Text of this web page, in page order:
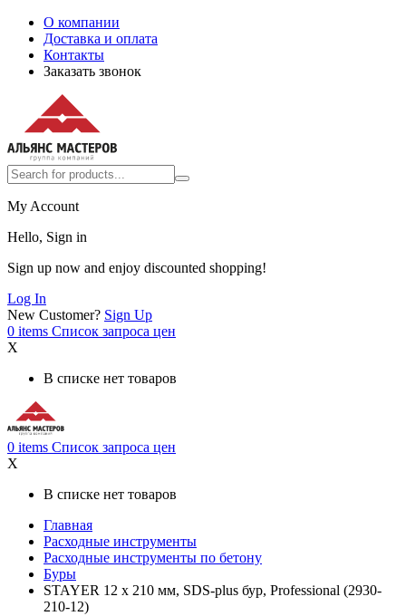
О компании
Доставка и оплата
Контакты
Заказать звонок
My Account
Hello, Sign in
Sign up now and enjoy discounted shopping!
Log In
New Customer? Sign Up
0 items Список запроса цен
X
В списке нет товаров
0 items Список запроса цен
X
В списке нет товаров
Главная
Расходные инструменты
Расходные инструменты по бетону
Буры
STAYER 12 x 210 мм, SDS-plus бур, Professional (2930-
210-12)